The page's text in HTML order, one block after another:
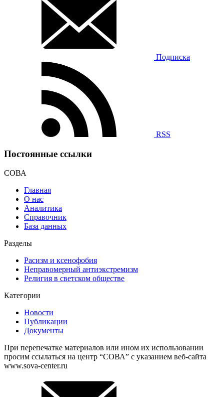
Подписка
RSS
Постоянные ссылки
СОВА
Главная
О нас
Аналитика
Справочник
База данных
Разделы
Расизм и ксенофобия
Неправомерный антиэкстремизм
Религия в светском обществе
Категории
Новости
Публикации
Документы
При перепечатке материалов или ином их использовании
просим ссылаться на центр “СОВА” с указанием веб-сайта
www.sova-center.ru